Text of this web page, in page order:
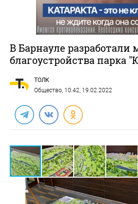
В Барнауле разработали
благоустройства парка
ТОЛК
Общество, 10:42, 19.02.2022